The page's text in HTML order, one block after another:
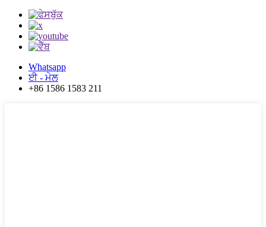
Whatsapp
ਈ - ਮੇਲ
+86 1586 1583 211